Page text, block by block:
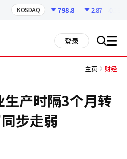
KOSDAQ 798.8 2.87 -0.36%
登录 搜 all
主页 财经
产时隔3个月转
步走弱